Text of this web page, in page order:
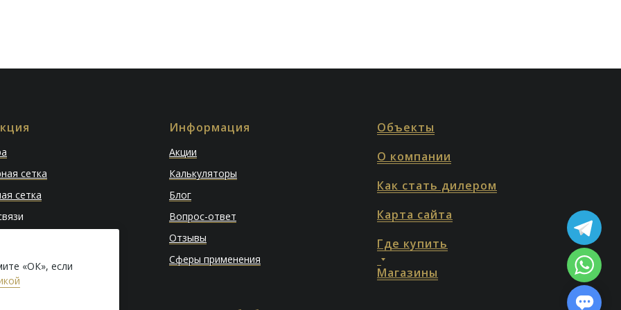
«ОК», если
сетка
сетка
Информация
Акции
Калькуляторы
Блог
Вопрос-ответ
Отзывы
Сферы применения
Объекты
О компании
Как стать дилером
Карта сайта
Где купить
Магазины